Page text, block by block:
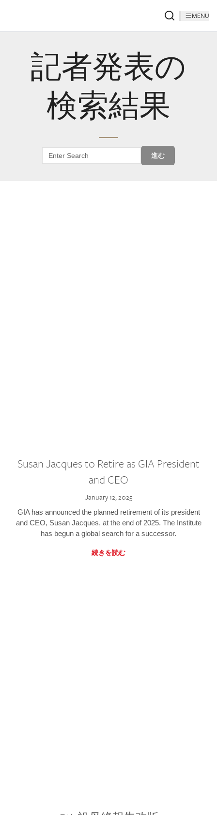
MENU
記者発表の
検索結果
進む
Susan Jacques to Retire as GIA President
and CEO
January 12, 2025
GIA has announced the planned retirement of its president
and CEO, Susan Jacques, at the end of 2025. The Institute
has begun a global search for a successor.
続きを読む